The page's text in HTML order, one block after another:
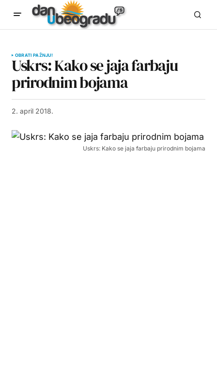
OBRATI PAŽNJU!
Uskrs: Kako se jaja farbaju
prirodnim bojama
2. april 2018.
Uskrs: Kako se jaja farbaju prirodnim bojama